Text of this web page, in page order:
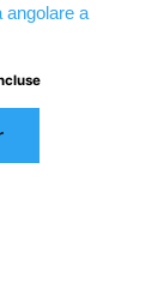
angolare a